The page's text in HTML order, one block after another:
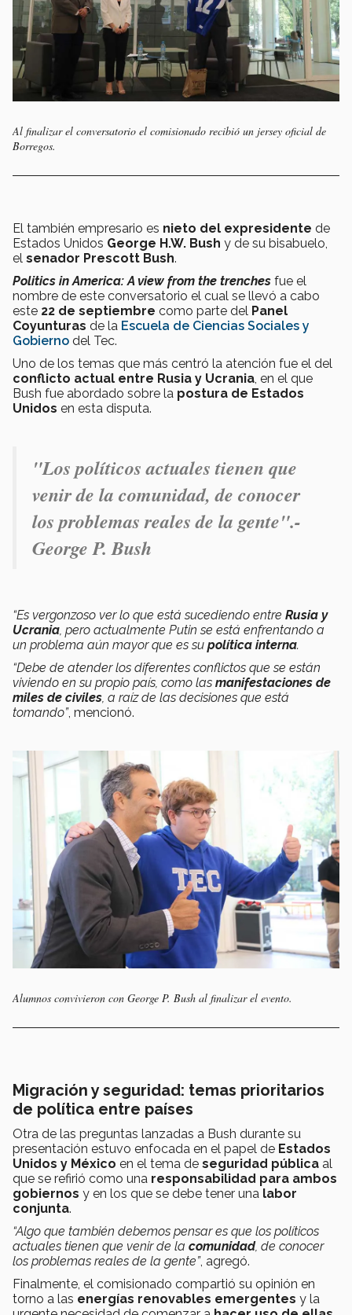
Al finalizar el conversatorio el comisionado recibió un jersey oficial de
Borregos.
El también empresario es nieto del expresidente de
Estados Unidos George H.W. Bush y de su bisabuelo,
el senador Prescott Bush.
Politics in America: A view from the trenches fue el
nombre de este conversatorio el cual se llevó a cabo
este 22 de septiembre como parte del Panel
Coyunturas de la Escuela de Ciencias Sociales y
Gobierno del Tec.
Uno de los temas que más centró la atención fue el del
conflicto actual entre Rusia y Ucrania, en el que
Bush fue abordado sobre la postura de Estados
Unidos en esta disputa.
"Los políticos actuales tienen que
venir de la comunidad, de conocer
los problemas reales de la gente".-
George P. Bush
“Es vergonzoso ver lo que está sucediendo entre Rusia y
Ucrania, pero actualmente Putin se está enfrentando a
un problema aún mayor que es su política interna.
“Debe de atender los diferentes conflictos que se están
viviendo en su propio país, como las manifestaciones de
miles de civiles, a raíz de las decisiones que está
tomando”, mencionó.
Alumnos convivieron con George P. Bush al finalizar el evento.
Migración y seguridad: temas prioritarios
de política entre países
Otra de las preguntas lanzadas a Bush durante su
presentación estuvo enfocada en el papel de Estados
Unidos y México en el tema de seguridad pública al
que se refirió como una responsabilidad para ambos
gobiernos y en los que se debe tener una labor
conjunta.
“Algo que también debemos pensar es que los políticos
actuales tienen que venir de la comunidad, de conocer
los problemas reales de la gente”, agregó.
Finalmente, el comisionado compartió su opinión en
torno a las energías renovables emergentes y la